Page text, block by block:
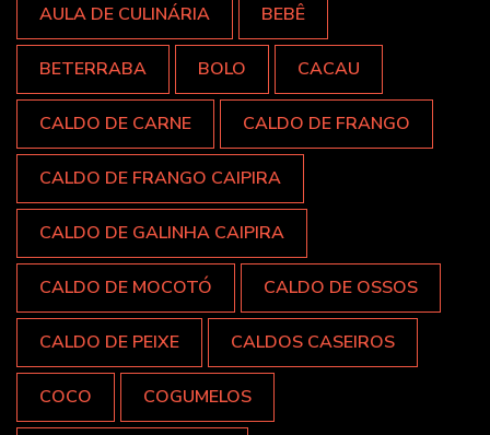
AULA DE CULINÁRIA BEBÊ
BETERRABA BOLO CACAU
CALDO DE CARNE CALDO DE FRANGO
CALDO DE FRANGO CAIPIRA
CALDO DE GALINHA CAIPIRA
CALDO DE MOCOTÓ CALDO DE OSSOS
CALDO DE PEIXE CALDOS CASEIROS
COCO COGUMELOS